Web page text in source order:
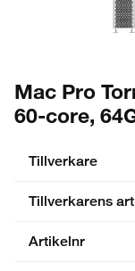
Mac Pro
60-core,
Tillverkare
Tillverkarens
Artikelnr